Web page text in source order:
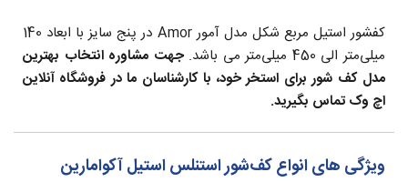
کفشور استیل مربع شکل مدل آمور Amor در پنج سایز با ابعاد 140
میلی‌متر الی 450 میلی‌متر می باشد.
جهت مشاوره انتخاب بهترین
مدل کف شور برای استخر خود، با کارشناسان ما در فروشگاه آنلاین
اچ وک تماس بگیرید.
ویژگی های انواع کف‌شور استنلس استیل آکوامارین